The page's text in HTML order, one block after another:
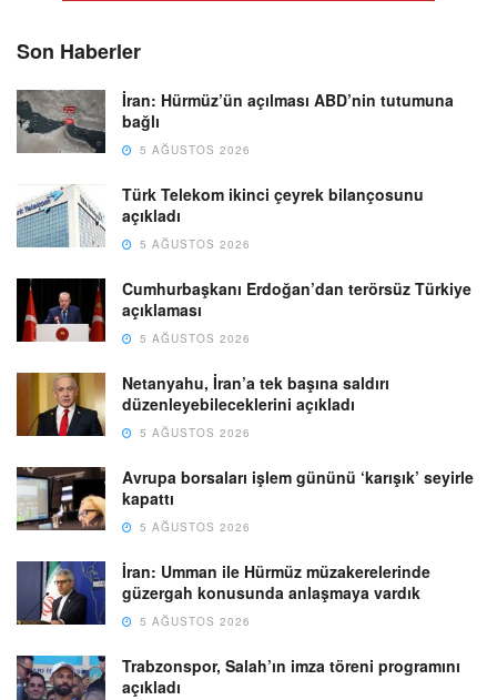
Son Haberler
İran: Hürmüz’ün açılması ABD’nin tutumuna
bağlı
5 AĞUSTOS 2026
Türk Telekom ikinci çeyrek bilançosunu
açıkladı
5 AĞUSTOS 2026
Cumhurbaşkanı Erdoğan’dan terörsüz Türkiye
açıklaması
5 AĞUSTOS 2026
Netanyahu, İran’a tek başına saldırı
düzenleyebileceklerini açıkladı
5 AĞUSTOS 2026
Avrupa borsaları işlem gününü ‘karışık’ seyirle
kapattı
5 AĞUSTOS 2026
İran: Umman ile Hürmüz müzakerelerinde
güzergah konusunda anlaşmaya vardık
5 AĞUSTOS 2026
Trabzonspor, Salah’ın imza töreni programını
açıkladı